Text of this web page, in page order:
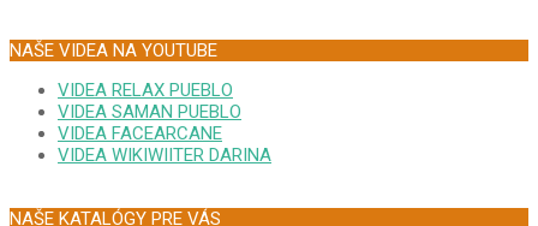
NAŠE VIDEA NA YOUTUBE
VIDEA RELAX PUEBLO
VIDEA SAMAN PUEBLO
VIDEA FACEARCANE
VIDEA WIKIWIITER DARINA
NAŠE KATALÓGY PRE VÁS